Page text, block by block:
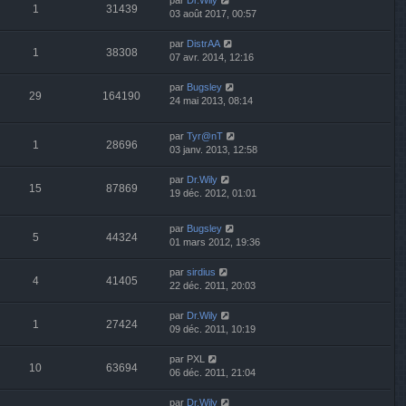
1 31439
03 août 2017, 00:57
1 38308
par DistrAA
07 avr. 2014, 12:16
29 164190
par Bugsley
24 mai 2013, 08:14
1 28696
par Tyr@nT
03 janv. 2013, 12:58
15 87869
par Dr.Wily
19 déc. 2012, 01:01
5 44324
par Bugsley
01 mars 2012, 19:36
4 41405
par sirdius
22 déc. 2011, 20:03
1 27424
par Dr.Wily
09 déc. 2011, 10:19
10 63694
par PXL
06 déc. 2011, 21:04
par Dr.Wily